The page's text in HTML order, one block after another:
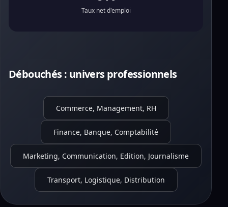
Taux net d'emploi
Débouchés : univers professionnels
Commerce, Management, RH
Finance, Banque, Comptabilité
Marketing, Communication, Edition, Journalisme
Transport, Logistique, Distribution